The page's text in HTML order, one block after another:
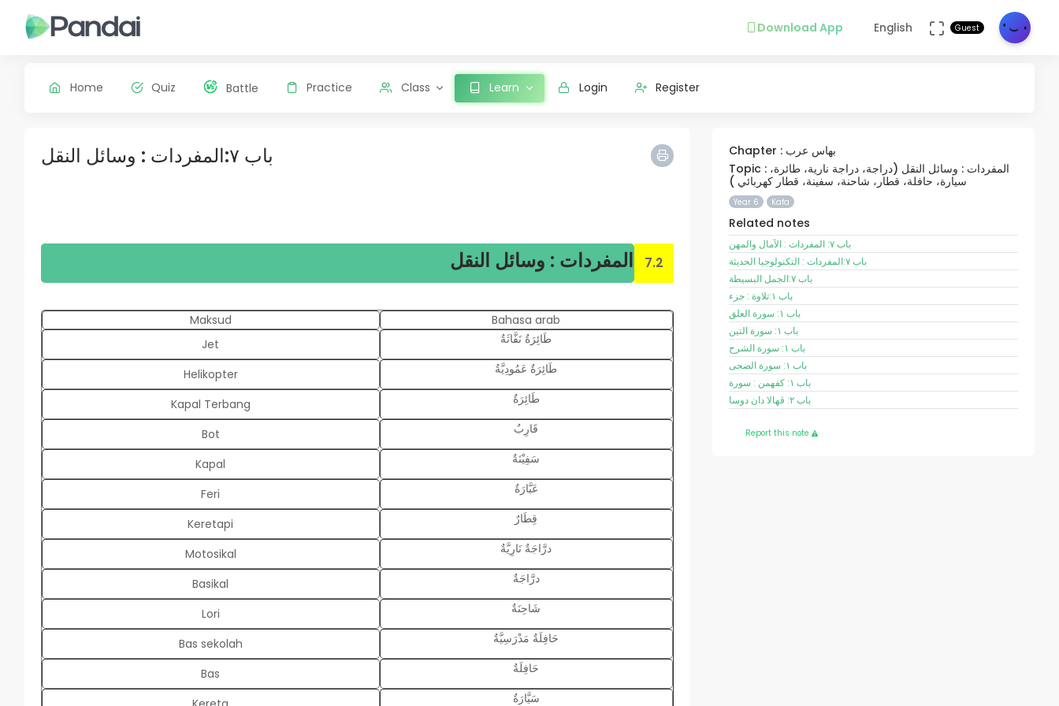
Download App English Guest
Home Quiz Battle Practice Class Learn Login Register
باب ٧:المفردات : وسائل النقل
المفردات : وسائل النقل 7.2
Maksud
Bahasa arab
Jet
طَائِرَةٌ نَفَّاثَةٌ
Helikopter طَائِرَةٌ عَمُودِيَّةٌ
Kapal Terbang طَائِرَةٌ
Bot قَارِبٌ
Kapal سَفِيْنَةٌ
Feri عَبَّارَةٌ
Keretapi قِطَارٌ
Motosikal درَّاجَةٌ نَارِيَّةٌ
Basikal درَّاجَةٌ
Lori شَاحِنَةٌ
Bas sekolah حَافِلَةٌ مَدْرَسِيَّةٌ
Bas حَافِلَةٌ
سَيَّارَةٌ
Chapter : بهاس عرب
Topic : المفردات : وسائل النقل (دراجة، دراجة نارية، طائرة،
سيارة، حافلة، قطار، شاحنة، سفينة، قطار كهربائي )
Year 6 Kafa
Related notes
باب ٧: المفردات : الآمال والمهن
باب ٧:المفردات : التكنولوجيا الحديثة
باب ٧:الجمل البسيطة
باب ١:تلاوة : جزء
باب ١: سورة العلق
باب ١: سورة التين
باب ١: سورة الشرح
باب ١: سورة الضحى
باب ١: کفهمن : سورة
باب ٢: ڤهالا دان دوسا
Report this note